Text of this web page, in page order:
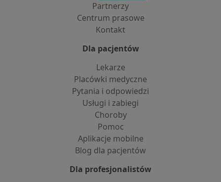
Partnerzy
Centrum prasowe
Kontakt
Dla pacjentów
Lekarze
Placówki medyczne
Pytania i odpowiedzi
Usługi i zabiegi
Choroby
Pomoc
Aplikacje mobilne
Blog dla pacjentów
Dla profesjonalistów